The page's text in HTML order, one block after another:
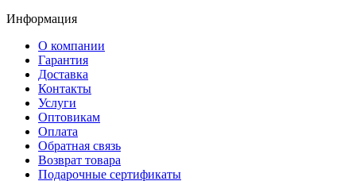
Информация
О компании
Гарантия
Доставка
Контакты
Услуги
Оптовикам
Оплата
Обратная связь
Возврат товара
Подарочные сертификаты